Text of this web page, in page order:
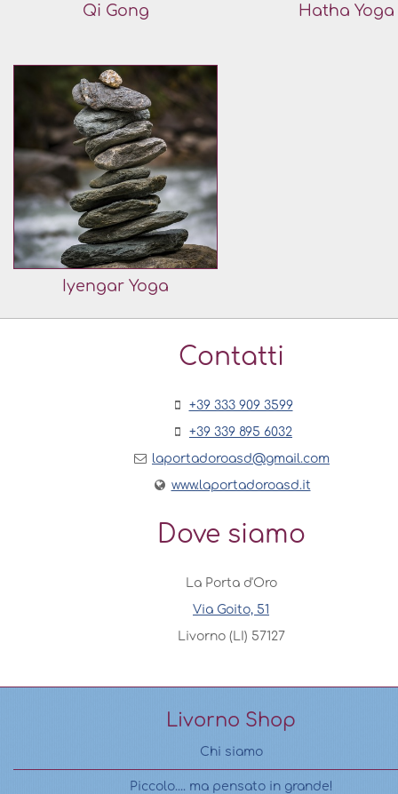
Qi Gong Hatha Yoga
Iyengar Yoga
Contatti
+39 333 909 3599
+39 339 895 6032
laportadoroasd@gmail.com
www.laportadoroasd.it
Dove siamo
La Porta d'Oro
Via Goito, 51
Livorno (LI) 57127
Livorno Shop
Chi siamo
Piccolo.... ma pensato in grande!